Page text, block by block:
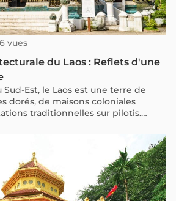
vues
du Laos : Reflets d'une
Est, le Laos est une terre de
dorés, de maisons coloniales
traditionnelles sur pilotis.
une histoire, reflet de siècles de
temples aux villes modernes, le
mélange de styles architecturaux.
Laos cette riche tapisserie
? Découvrez comment
évolue tout en honorant son